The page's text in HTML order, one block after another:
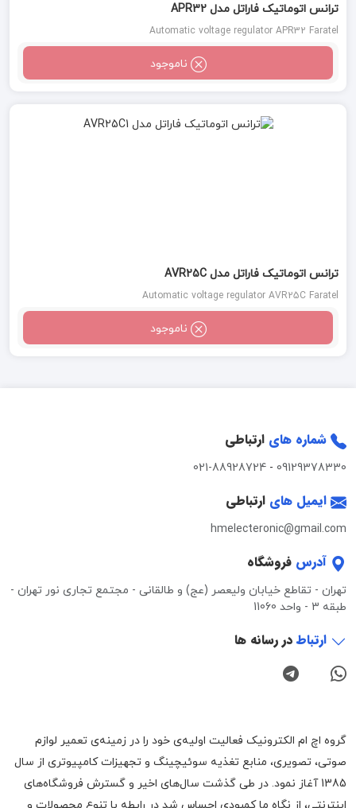
ترانس اتوماتیک فاراتل مدل APR32
Automatic voltage regulator APR32 Faratel
ناموجود
ترانس اتوماتیک فاراتل مدل AVR25C
Automatic voltage regulator AVR25C Faratel
ناموجود
شماره های ارتباطی
09129378330
-
021-88928724
ایمیل های ارتباطی
hmelecteronic@gmail.com
آدرس فروشگاه
تهران - تقاطع خیابان ولیعصر (عج) و طالقانی - مجتمع تجاری نور تهران -
طبقه 3 - واحد 11060
ارتباطدر رسانه ها
گروه اچ ام الکترونیک فعالیت اولیه‌ی خود را در زمینه‌‌ی تعمیر لوازم
صوتی، تصویری، منابع تغذیه سوئیچینگ و تجهیزات کامپیوتری از سال
1385 آغاز نمود. در طی گذشت سال‌های اخیر و گسترش فروشگاه‌های